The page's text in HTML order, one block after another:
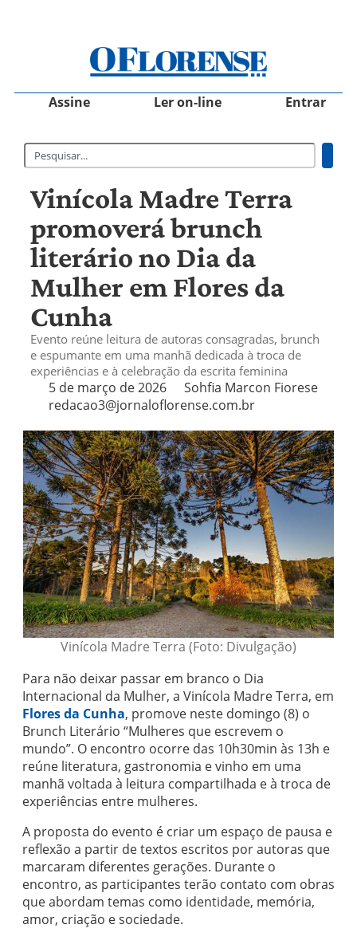
Assine Ler on-line Entrar
Vinícola Madre Terra
promoverá brunch
literário no Dia da
Mulher em Flores da
Cunha
Evento reúne leitura de autoras consagradas, brunch
e espumante em uma manhã dedicada à troca de
experiências e à celebração da escrita feminina
5 de março de 2026
Sohfia Marcon Fiorese
redacao3@jornaloflorense.com.br
Vinícola Madre Terra (Foto: Divulgação)
Para não deixar passar em branco o Dia
Internacional da Mulher, a Vinícola Madre Terra, em
Flores da Cunha, promove neste domingo (8) o
Brunch Literário “Mulheres que escrevem o
mundo”. O encontro ocorre das 10h30min às 13h e
reúne literatura, gastronomia e vinho em uma
manhã voltada à leitura compartilhada e à troca de
experiências entre mulheres.
A proposta do evento é criar um espaço de pausa e
reflexão a partir de textos escritos por autoras que
marcaram diferentes gerações. Durante o
encontro, as participantes terão contato com obras
que abordam temas como identidade, memória,
amor, criação e sociedade.